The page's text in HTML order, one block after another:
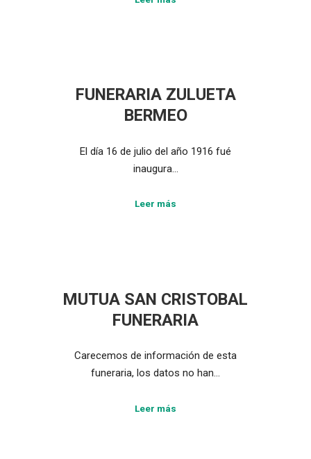
FUNERARIA ZULUETA
BERMEO
El día 16 de julio del año 1916 fué
inaugura…
Leer más
MUTUA SAN CRISTOBAL
FUNERARIA
Carecemos de información de esta
funeraria, los datos no han…
Leer más